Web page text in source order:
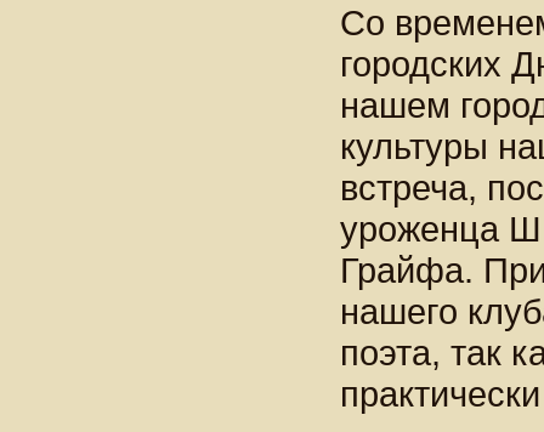
Со
городских
нашем
культуры
встреча,
уроженца
Грайфа. При
нашего
поэта, так